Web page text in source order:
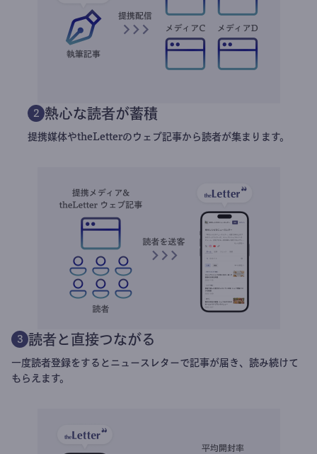
2 熱心な読者が蓄積
提携媒体やtheLetterのウェブ記事から読者が集まります。
3 読者と直接つながる
一度読者登録をするとニュースレターで記事が届き、読み続けて
もらえます。